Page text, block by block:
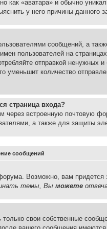
«аватара» и обычно
у него причины данного
сообщений, а
пользователей на
отправкой
уменьшит количество
страница входа?
через встроенную почтовую
а также для защиты
сообщений
Возможно, вам придется
темы, Вы можете
свои собственные